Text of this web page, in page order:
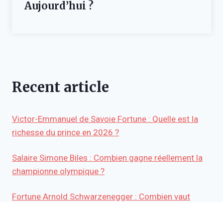
Aujourd’hui ?
Recent article
Victor-Emmanuel de Savoie Fortune : Quelle est la
richesse du prince en 2026 ?
Salaire Simone Biles : Combien gagne réellement la
championne olympique ?
Fortune Arnold Schwarzenegger : Combien vaut